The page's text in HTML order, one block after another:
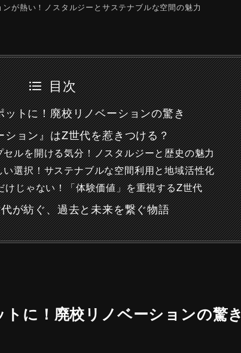
が熱い！ノスタルジーとサステナブルな空間の魅力
目次
トに！廃校リノベーションの驚き
ョン』はZ世代を惹きつける？
ルを開ける気分！ノスタルジーと歴史の魅力
選択！サステナブルな空間利用と地域活性化
じゃない！「体験価値」を重視するZ世代
が紡ぐ、過去と未来を繋ぐ物語
に！廃校リノベーションの驚き